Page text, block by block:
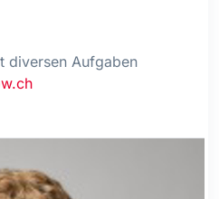
diversen Aufgaben